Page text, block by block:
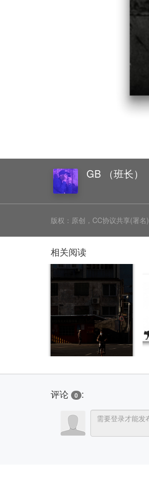
GB （班长）
版权：原创，CC协议共享(署名)
相关阅读
评论 0 :